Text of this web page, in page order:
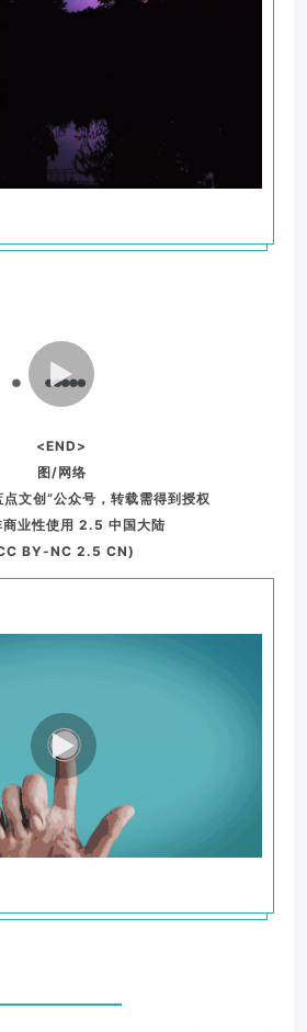
<END>
图/网络
点文创”公众号，转载需得到授权
业性使用 2.5 中国大陆
BY-NC 2.5 CN)